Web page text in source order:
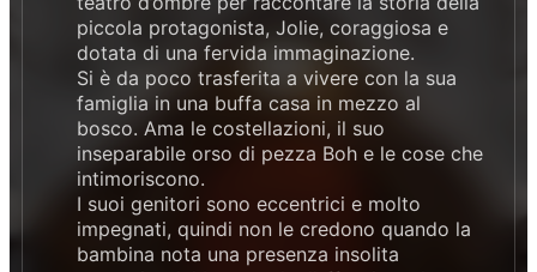
piccola protagonista, Jolie, coraggiosa e
dotata di una fervida immaginazione.
Si è da poco trasferita a vivere con la sua
famiglia in una buffa casa in mezzo al
bosco. Ama le costellazioni, il suo
inseparabile orso di pezza Boh e le cose che
intimoriscono.
I suoi genitori sono eccentrici e molto
impegnati, quindi non le credono quando la
bambina nota una presenza insolita